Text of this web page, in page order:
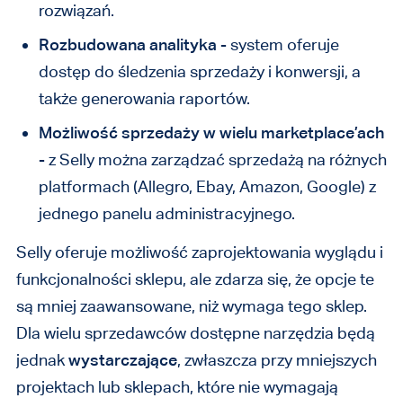
rozwiązań.
Rozbudowana analityka - system oferuje
dostęp do śledzenia sprzedaży i konwersji, a
także generowania raportów.
Możliwość sprzedaży w wielu marketplace’ach
- z Selly można zarządzać sprzedażą na różnych
platformach (Allegro, Ebay, Amazon, Google) z
jednego panelu administracyjnego.
Selly oferuje możliwość zaprojektowania wyglądu i
funkcjonalności sklepu, ale zdarza się, że opcje te
są mniej zaawansowane, niż wymaga tego sklep.
Dla wielu sprzedawców dostępne narzędzia będą
jednakwystarczające, zwłaszcza przy mniejszych
projektach lub sklepach, które nie wymagają